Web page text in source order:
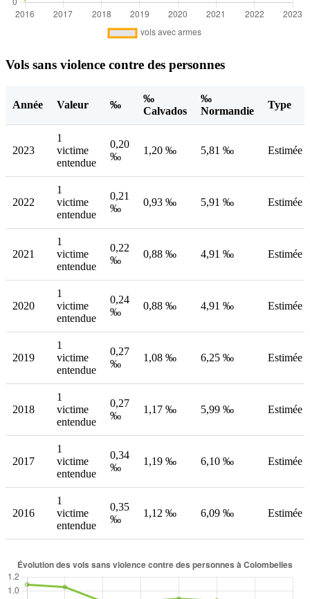
Vols sans violence contre des personnes
Année Valeur ‰
‰
Calvados
‰
Normandie
Type
2023
1
victime
entendue
0,20
‰
1,20 ‰ 5,81 ‰ Estimée
2022
1
victime
entendue
0,21
‰
0,93 ‰ 5,91 ‰ Estimée
2021
1
victime
entendue
0,22
‰
0,88 ‰ 4,91 ‰ Estimée
2020
1
victime
entendue
0,24
‰
0,88 ‰ 4,91 ‰ Estimée
2019
1
victime
entendue
0,27
‰
1,08 ‰ 6,25 ‰ Estimée
2018
1
victime
entendue
0,27
‰
1,17 ‰ 5,99 ‰ Estimée
2017
1
victime
entendue
0,34
‰
1,19 ‰ 6,10 ‰ Estimée
2016
1
victime
entendue
0,35
‰
1,12 ‰ 6,09 ‰ Estimée